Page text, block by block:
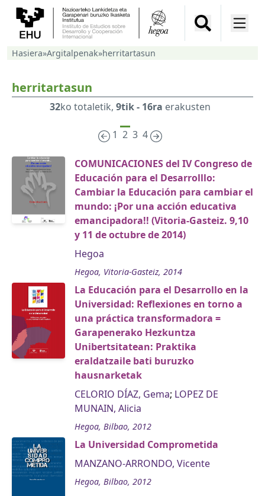
Hasiera»Argitalpenak»herritartasun
herritartasun
32ko totaletik, 9tik - 16ra erakusten
1 2 3 4
COMUNICACIONES del IV Congreso de
Educación para el Desarrolllo:
Cambiar la Educación para cambiar el
mundo: ¡Por una acción educativa
emancipadora!! (Vitoria-Gasteiz. 9,10
y 11 de octubre de 2014)
Hegoa
Hegoa, Vitoria-Gasteiz, 2014
La Educación para el Desarrollo en la
Universidad: Reflexiones en torno a
una práctica transformadora =
Garapenerako Hezkuntza
Unibertsitatean: Praktika
eraldatzaile bati buruzko
hausnarketak
CELORIO DÍAZ, Gema; LOPEZ DE
MUNAIN, Alicia
Hegoa, Bilbao, 2012
La Universidad Comprometida
MANZANO-ARRONDO, Vicente
Hegoa, Bilbao, 2012